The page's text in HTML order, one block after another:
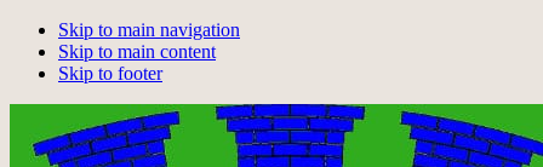
Skip to main navigation
Skip to main content
Skip to footer